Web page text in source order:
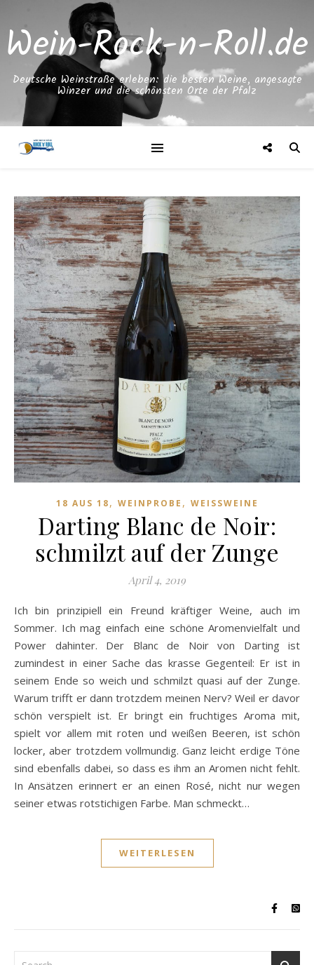
Wein-Rock-n-Roll.de
Deutsche Weinstraße erleben: die besten Weine, angesagte
Winzer und die schönsten Orte der Pfalz
18 AUS 18, WEINPROBE , WEISSWEINE
Darting Blanc de Noir:
schmilzt auf der Zunge
April 4, 2019
Ich bin prinzipiell ein Freund kräftiger Weine, auch im
Sommer. Ich mag einfach eine schöne Aromenvielfalt und
Power dahinter. Der Blanc de Noir von Darting ist
zumindest in einer Sache das krasse Gegenteil: Er ist in
seinem Ende so weich und schmilzt quasi auf der Zunge.
Warum trifft er dann trotzdem meinen Nerv? Weil er davor
schön verspielt ist. Er bringt ein fruchtiges Aroma mit,
spielt vor allem mit roten und weißen Beeren, ist schön
locker, aber trotzdem vollmundig. Ganz leicht erdige Töne
sind ebenfalls dabei, so dass es ihm an Aromen nicht fehlt.
In Ansätzen erinnert er an einen Rosé, nicht nur wegen
seiner etwas rotstichigen Farbe. Man schmeckt…
WEITERLESEN